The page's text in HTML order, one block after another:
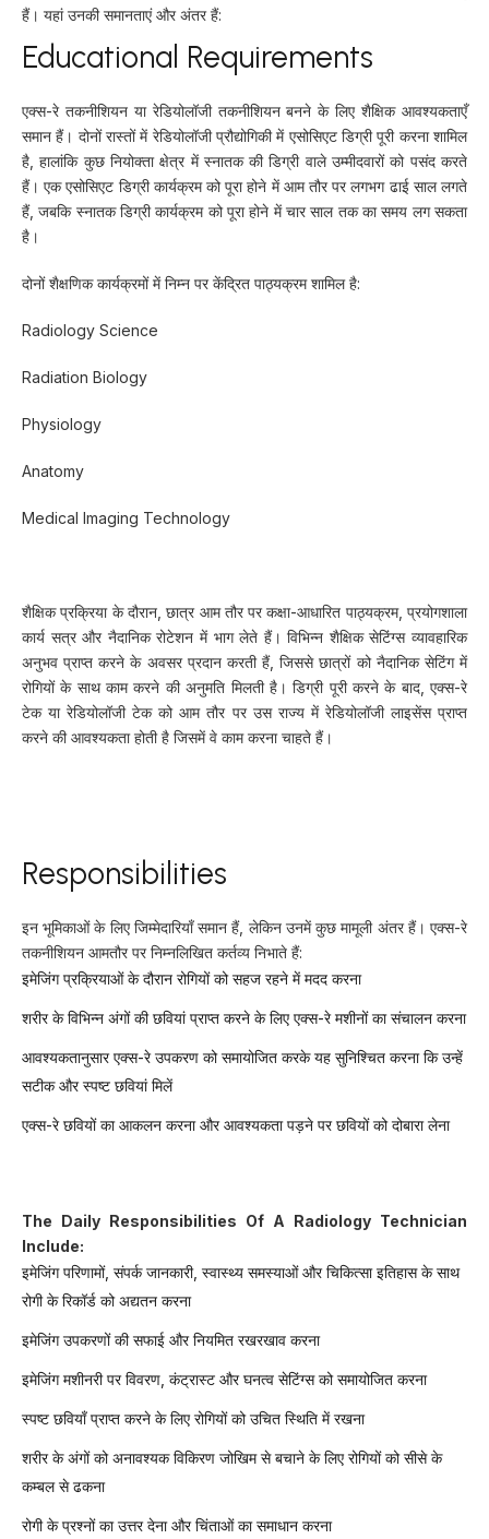
हैं। यहां उनकी समानताएं और अंतर हैं:
Educational Requirements
एक्स-रे तकनीशियन या रेडियोलॉजी तकनीशियन बनने के लिए शैक्षिक आवश्यकताएँ
समान हैं। दोनों रास्तों में रेडियोलॉजी प्रौद्योगिकी में एसोसिएट डिग्री पूरी करना शामिल
है, हालांकि कुछ नियोक्ता क्षेत्र में स्नातक की डिग्री वाले उम्मीदवारों को पसंद करते
हैं। एक एसोसिएट डिग्री कार्यक्रम को पूरा होने में आम तौर पर लगभग ढाई साल लगते
हैं, जबकि स्नातक डिग्री कार्यक्रम को पूरा होने में चार साल तक का समय लग सकता
है।
दोनों शैक्षणिक कार्यक्रमों में निम्न पर केंद्रित पाठ्यक्रम शामिल है:
Radiology Science
Radiation Biology
Physiology
Anatomy
Medical Imaging Technology
शैक्षिक प्रक्रिया के दौरान, छात्र आम तौर पर कक्षा-आधारित पाठ्यक्रम, प्रयोगशाला
कार्य सत्र और नैदानिक रोटेशन में भाग लेते हैं। विभिन्न शैक्षिक सेटिंग्स व्यावहारिक
अनुभव प्राप्त करने के अवसर प्रदान करती हैं, जिससे छात्रों को नैदानिक सेटिंग में
रोगियों के साथ काम करने की अनुमति मिलती है। डिग्री पूरी करने के बाद, एक्स-रे
टेक या रेडियोलॉजी टेक को आम तौर पर उस राज्य में रेडियोलॉजी लाइसेंस प्राप्त
करने की आवश्यकता होती है जिसमें वे काम करना चाहते हैं।
Responsibilities
इन भूमिकाओं के लिए जिम्मेदारियाँ समान हैं, लेकिन उनमें कुछ मामूली अंतर हैं। एक्स-रे
तकनीशियन आमतौर पर निम्नलिखित कर्तव्य निभाते हैं:
इमेजिंग प्रक्रियाओं के दौरान रोगियों को सहज रहने में मदद करना
शरीर के विभिन्न अंगों की छवियां प्राप्त करने के लिए एक्स-रे मशीनों का संचालन करना
आवश्यकतानुसार एक्स-रे उपकरण को समायोजित करके यह सुनिश्चित करना कि उन्हें
सटीक और स्पष्ट छवियां मिलें
एक्स-रे छवियों का आकलन करना और आवश्यकता पड़ने पर छवियों को दोबारा लेना
The Daily Responsibilities Of A Radiology Technician
Include:
इमेजिंग परिणामों, संपर्क जानकारी, स्वास्थ्य समस्याओं और चिकित्सा इतिहास के साथ
रोगी के रिकॉर्ड को अद्यतन करना
इमेजिंग उपकरणों की सफाई और नियमित रखरखाव करना
इमेजिंग मशीनरी पर विवरण, कंट्रास्ट और घनत्व सेटिंग्स को समायोजित करना
स्पष्ट छवियाँ प्राप्त करने के लिए रोगियों को उचित स्थिति में रखना
शरीर के अंगों को अनावश्यक विकिरण जोखिम से बचाने के लिए रोगियों को सीसे के
कम्बल से ढकना
रोगी के प्रश्नों का उत्तर देना और चिंताओं का समाधान करना